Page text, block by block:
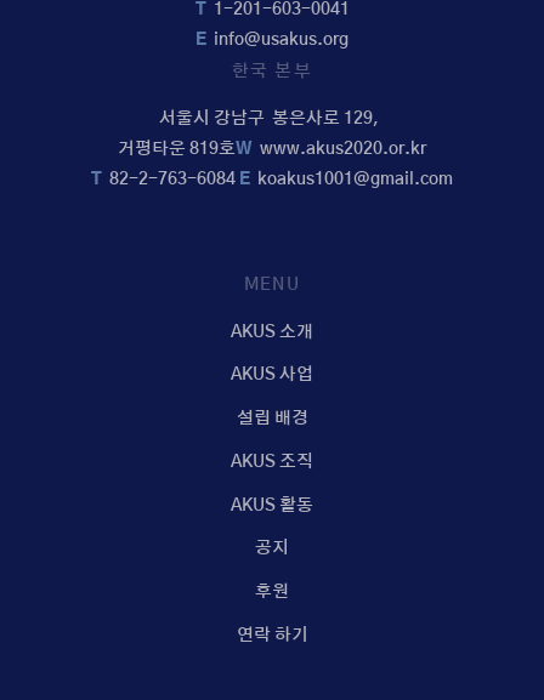
1-201-603-0041
E info@usakus.org
한국 본부
서울시 강남구 봉은사로 129,
거평타운 819호W www.akus2020.or.kr
82-2-763-6084 E koakus1001@gmail.com
MENU
AKUS 소개
AKUS 사업
설립 배경
AKUS 조직
AKUS 활동
공지
후원
연락 하기